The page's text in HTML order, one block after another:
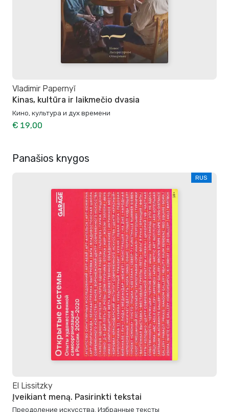
Vladimir Papernyĭ
Kinas, kultūra ir laikmečio dvasia
Кино, культура и дух времени
€ 19,00
Panašios knygos
RUS
El Lissitzky
Įveikiant meną. Pasirinkti tekstai
Преодоление искусства. Избранные тексты